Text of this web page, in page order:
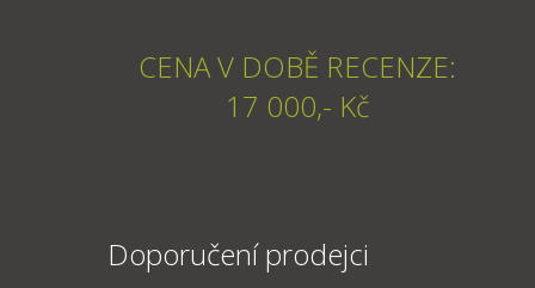
CENA V DOBĚ RECENZE:
17 000,- Kč
Doporučení prodejci